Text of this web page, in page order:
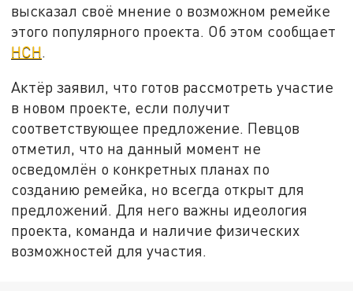
высказал своё мнение о возможном ремейке
этого популярного проекта. Об этом сообщает
НСН.
Актёр заявил, что готов рассмотреть участие
в новом проекте, если получит
соответствующее предложение. Певцов
отметил, что на данный момент не
осведомлён о конкретных планах по
созданию ремейка, но всегда открыт для
предложений. Для него важны идеология
проекта, команда и наличие физических
возможностей для участия.